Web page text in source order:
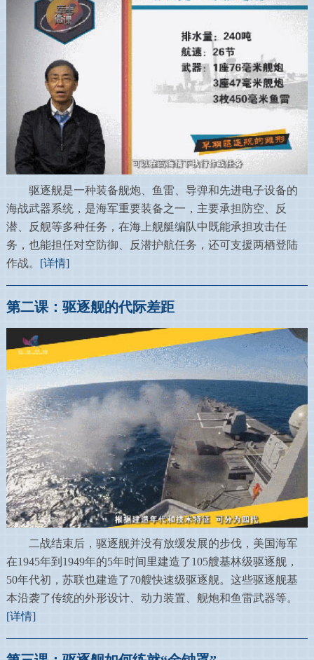
驱逐舰是一种装备舰炮、鱼雷、导弹和先进电子设备的
海战武器系统，是海军重要装备之一，主要承担防空、反
潜、反舰等多种任务，在海上舰艇编队中既能承担攻击任
务，也能担任对空防御、反潜护航任务，还可支援两栖登陆
作战。 [详情]
第二课：驱逐舰的代际差距
二战结束后，驱逐舰并没有放缓发展的步伐，美国海军
在1945年到1949年的5年时间里建造了105艘基林级驱逐舰，
50年代初，苏联也建造了70艘快速级驱逐舰。这些驱逐舰基
本沿袭了传统的外形设计、动力装置、舰炮和鱼雷武器等。
[详情]